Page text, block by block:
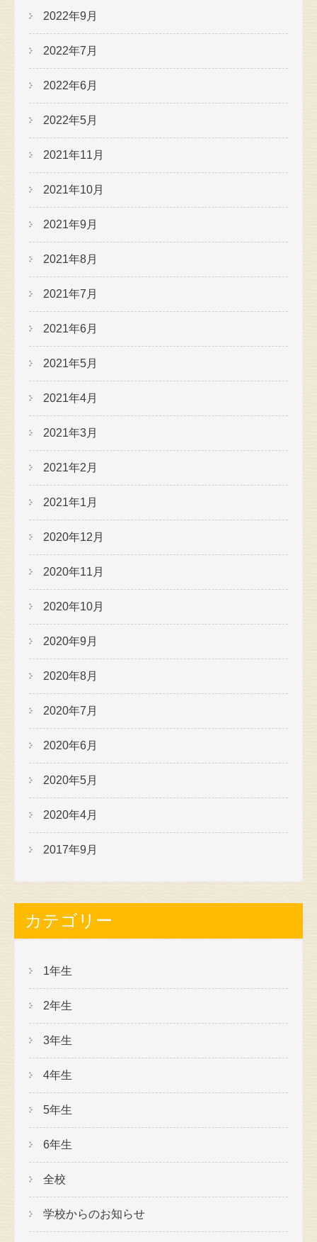
2022年9月
2022年7月
2022年6月
2022年5月
2021年11月
2021年10月
2021年9月
2021年8月
2021年7月
2021年6月
2021年5月
2021年4月
2021年3月
2021年2月
2021年1月
2020年12月
2020年11月
2020年10月
2020年9月
2020年8月
2020年7月
2020年6月
2020年5月
2020年4月
2017年9月
カテゴリー
1年生
2年生
3年生
4年生
5年生
6年生
全校
学校からのお知らせ